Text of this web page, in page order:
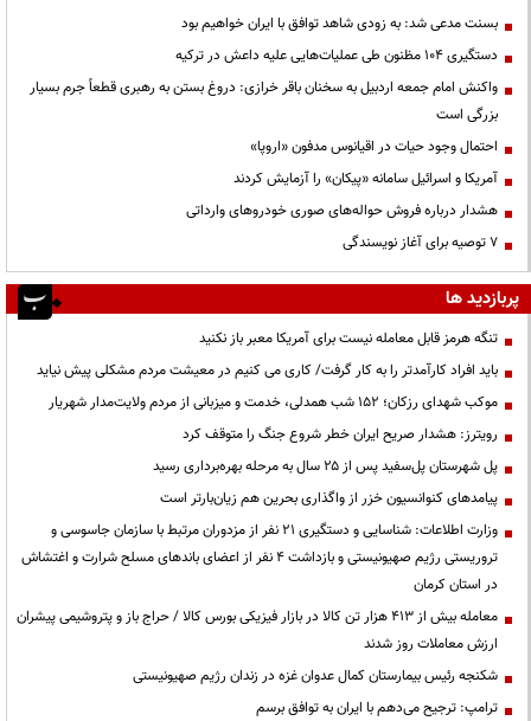
بسنت مدعی شد: به زودی شاهد توافق با ایران خواهیم بود
دستگیری ۱۰۴ مظنون طی عملیات‌هایی علیه داعش در ترکیه
واکنش امام جمعه اردبیل به سخنان باقر خرازی: دروغ بستن به رهبری قطعاً جرم بسیار
بزرگی است
احتمال وجود حیات در اقیانوس مدفون «اروپا»
آمریکا و اسرائیل سامانه «پیکان» را آزمایش کردند
هشدار درباره فروش حواله‌های صوری خودروهای وارداتی
۷ توصیه برای آغاز نویسندگی
پربازدید ها
تنگه هرمز قابل معامله نیست برای آمریکا معبر باز نکنید
باید افراد کارآمدتر را به کار گرفت/ کاری می کنیم در معیشت مردم مشکلی پیش نیاید
موکب شهدای رزکان؛ ۱۵۲ شب همدلی، خدمت و میزبانی از مردم ولایت‌مدار شهریار
رویترز: هشدار صریح ایران خطر شروع جنگ را متوقف کرد
پل شهرستان پل‌سفید پس از ۲۵ سال به مرحله بهره‌برداری رسید
پیامدهای کنوانسیون خزر از واگذاری بحرین هم زیان‌بارتر است
وزارت اطلاعات: شناسایی و دستگیری ۲۱ نفر از مزدوران مرتبط با سازمان جاسوسی و
تروریستی رژیم صهیونیستی و بازداشت ۴ نفر از اعضای باندهای مسلح شرارت و اغتشاش
در استان کرمان
معامله بیش از ۴۱۳ هزار تن کالا در بازار فیزیکی بورس کالا / حراج باز و پتروشیمی پیشران
ارزش معاملات روز شدند
شکنجه رئیس بیمارستان کمال عدوان غزه در زندان رژیم صهیونیستی
ترامپ: ترجیح می‌دهم با ایران به توافق برسم